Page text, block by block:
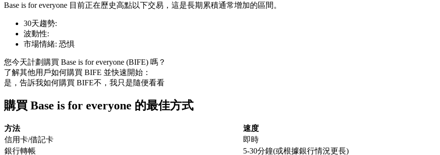
幣本位永續
以數字貨幣為保證金的永續合約
TradFi
美股、外匯、貴金屬及大宗商品衍生性商品
Base is for everyone 目前正在歷史高點以下交易，這是長期累積通常增加的區間。
30天趨勢:
波動性:
市場情緒: 恐惧
您今天計劃購買 Base is for everyone (BIFE) 嗎？
了解其他用戶如何購買 BIFE 並快速開始：
是，告訴我如何購買 BIFE不，我只是隨便看看
購買 Base is for everyone 的最佳方式
方法
速度
信用卡/借記卡
即時
銀行轉帳
5-30分鐘(或根據銀行情況更長)